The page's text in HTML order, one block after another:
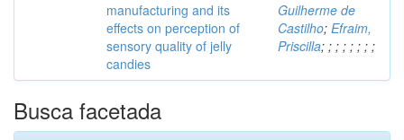
manufacturing and its
effects on perception of
sensory quality of jelly
candies
Guilherme de
Castilho; Efraim,
Priscilla; ; ; ; ; ; ; ;
Busca facetada